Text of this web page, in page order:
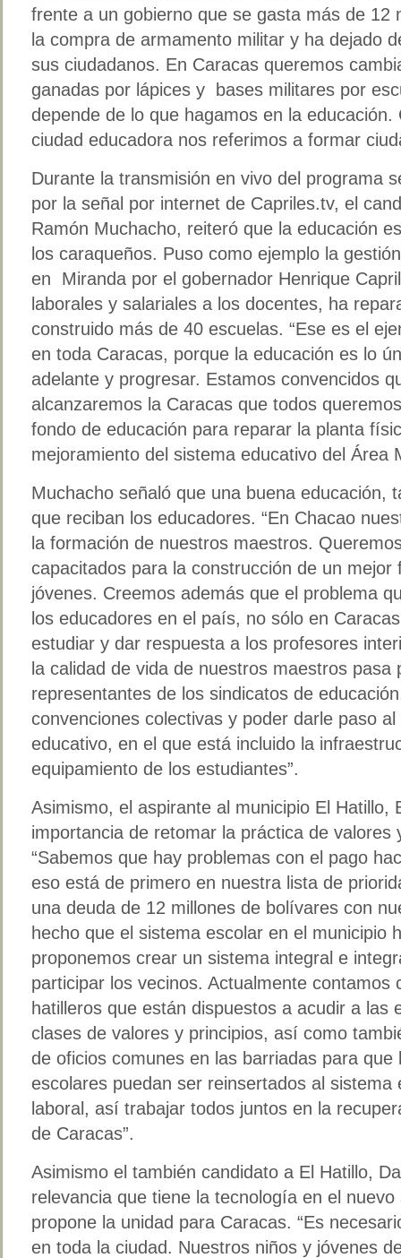
frente a un gobierno que se gasta más de 12
la compra de armamento militar y ha dejado
sus ciudadanos. En Caracas queremos
ganadas por lápices y bases militares por
depende de lo que hagamos en la
ciudad educadora nos referimos a formar
Durante la transmisión en vivo del programa
por la señal por internet de Capriles.tv, el
Ramón Muchacho, reiteró que la educación
los caraqueños. Puso como ejemplo la
en Miranda por el gobernador Henrique
laborales y salariales a los docentes, ha
construido más de 40 escuelas. “Ese es el
en toda Caracas, porque la educación es lo
adelante y progresar. Estamos convencidos
alcanzaremos la Caracas que todos
fondo de educación para reparar la planta
mejoramiento del sistema educativo del Área
Muchacho señaló que una buena educación,
que reciban los educadores. “En Chacao
la formación de nuestros maestros.
capacitados para la construcción de un
jóvenes. Creemos además que el problema
los educadores en el país, no sólo en
estudiar y dar respuesta a los profesores
la calidad de vida de nuestros maestros pasa
representantes de los sindicatos de
convenciones colectivas y poder darle paso
educativo, en el que está incluido la
equipamiento de los estudiantes”.
Asimismo, el aspirante al municipio El Hatillo,
importancia de retomar la práctica de valores
“Sabemos que hay problemas con el pago
eso está de primero en nuestra lista de
una deuda de 12 millones de bolívares con
hecho que el sistema escolar en el municipio
proponemos crear un sistema integral e
participar los vecinos. Actualmente contamos
hatilleros que están dispuestos a acudir a las
clases de valores y principios, así como
de oficios comunes en las barriadas para que
escolares puedan ser reinsertados al sistema
laboral, así trabajar todos juntos en la
de Caracas”.
Asimismo el también candidato a El Hatillo,
relevancia que tiene la tecnología en el
propone la unidad para Caracas. “Es
en toda la ciudad. Nuestros niños y jóvenes